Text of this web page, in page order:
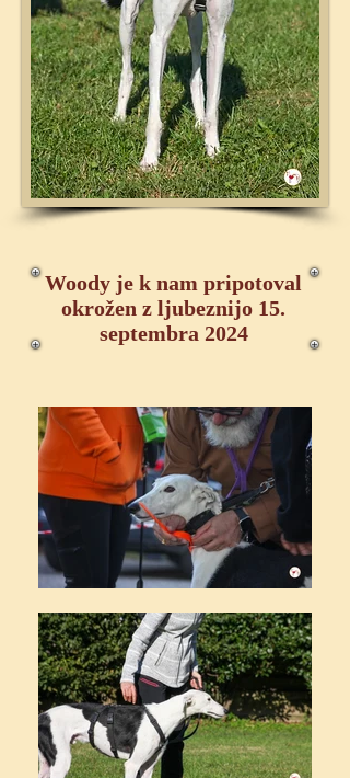
Woody je k nam pripotoval
okrožen z ljubeznijo 15.
septembra 2024